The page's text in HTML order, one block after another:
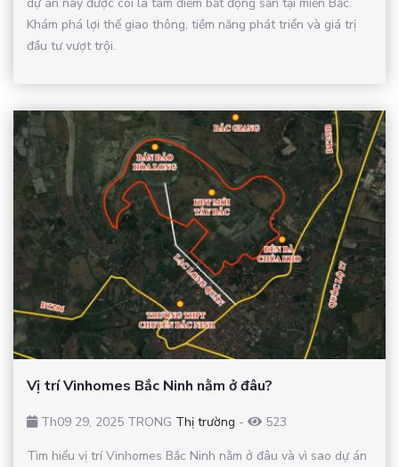
Khám phá lợi thế giao thông, tiềm năng phát triển và giá trị
đầu tư vượt trội.
Vị trí Vinhomes Bắc Ninh nằm ở đâu?
Th09 29, 2025 TRONG Thị trường -
523
Tìm hiểu vị trí Vinhomes Bắc Ninh nằm ở đâu và vì sao dự án